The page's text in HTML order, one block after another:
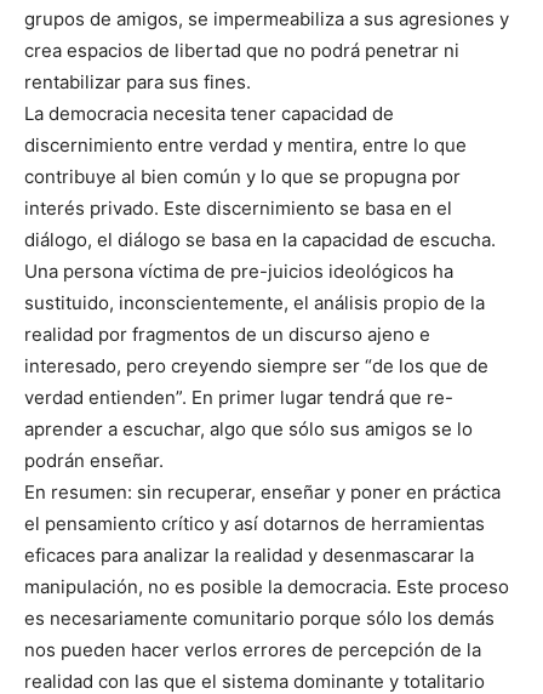
grupos de amigos, se impermeabiliza a sus agresiones y
crea espacios de libertad que no podrá penetrar ni
rentabilizar para sus fines.
La democracia necesita tener capacidad de
discernimiento entre verdad y mentira, entre lo que
contribuye al bien común y lo que se propugna por
interés privado. Este discernimiento se basa en el
diálogo, el diálogo se basa en la capacidad de escucha.
Una persona víctima de pre-juicios ideológicos ha
sustituido, inconscientemente, el análisis propio de la
realidad por fragmentos de un discurso ajeno e
interesado, pero creyendo siempre ser “de los que de
verdad entienden”. En primer lugar tendrá que re-
aprender a escuchar, algo que sólo sus amigos se lo
podrán enseñar.
En resumen: sin recuperar, enseñar y poner en práctica
el pensamiento crítico y así dotarnos de herramientas
eficaces para analizar la realidad y desenmascarar la
manipulación, no es posible la democracia. Este proceso
es necesariamente comunitario porque sólo los demás
nos pueden hacer verlos errores de percepción de la
realidad con las que el sistema dominante y totalitario